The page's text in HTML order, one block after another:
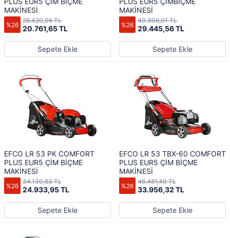
MAKİNESİ
%26 20.761,65 TL
28.420,06 TL
Sepete Ekle
MAKİNESİ
%26 29.445,56 TL
40.306,01 TL
Sepete Ekle
EFCO LR 53 PK COMFORT
PLUS EUR5 ÇİM BİÇME
MAKİNESİ
%26 24.933,95 TL
34.130,63 TL
Sepete Ekle
EFCO LR 53 TBX-60 COMFORT
PLUS EUR5 ÇİM BİÇME
MAKİNESİ
%26 33.956,32 TL
46.481,40 TL
Sepete Ekle